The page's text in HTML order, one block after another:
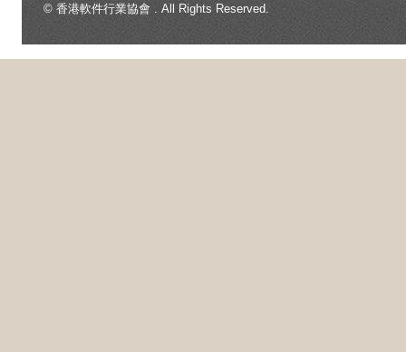
© 香港軟件行業協會 . All Rights Reserved.